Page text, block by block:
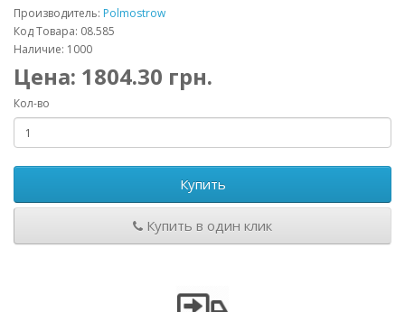
Производитель: Polmostrow
Код Товара: 08.585
Наличие: 1000
Цена: 1804.30 грн.
Кол-во
Купить
Купить в один клик